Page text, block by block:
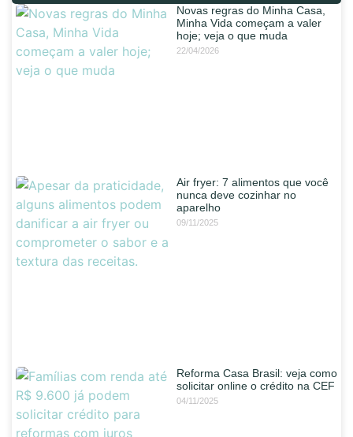
Novas regras do Minha Casa,
Minha Vida começam a valer
hoje; veja o que muda
22/04/2026
Air fryer: 7 alimentos que você
nunca deve cozinhar no
aparelho
09/11/2025
Reforma Casa Brasil: veja como
solicitar online o crédito na CEF
04/11/2025